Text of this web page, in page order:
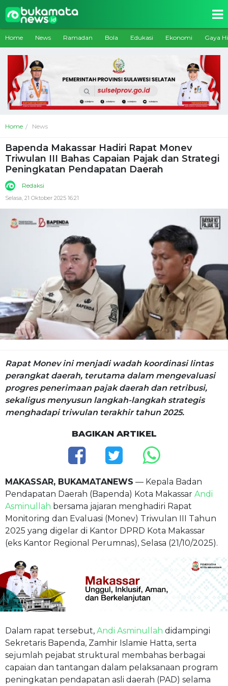
Home News Ramadan Bola Edukasi Ekonomi Gaya
Home News
Bapenda Makassar Hadiri Rapat Monev
Triwulan III Bahas Capaian Pajak dan Strategi
Peningkatan Pendapatan Daerah
Redaksi
Selasa, 21 Oktober 2025 16:21
Rapat Monev ini menjadi wadah koordinasi lintas
perangkat daerah, terutama dalam mengevaluasi
progres penerimaan pajak daerah dan retribusi,
sekaligus menyusun langkah-langkah strategis
menghadapi triwulan terakhir tahun 2025.
BAGIKAN ARTIKEL
MAKASSAR, BUKAMATANEWS — Kepala Badan
Pendapatan Daerah (Bapenda) Kota Makassar Andi
Asminullah bersama jajaran menghadiri Rapat
Monitoring dan Evaluasi (Monev) Triwulan III Tahun
2025 yang digelar di Kantor DPRD Kota Makassar
(eks Kantor Regional Perumnas), Selasa (21/10/2025).
Dalam rapat tersebut, Andi Asminullah didampingi
Sekretaris Bapenda, Zamhir Islamie Hatta, serta
sejumlah pejabat struktural membahas berbagai
capaian dan tantangan dalam pelaksanaan program
peningkatan pendapatan asli daerah (PAD) selama